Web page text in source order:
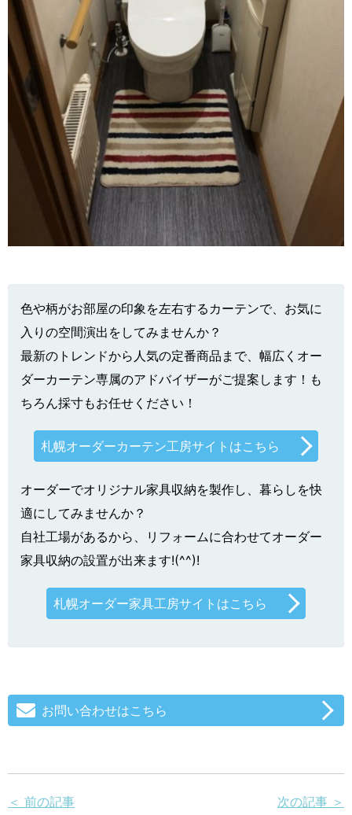
色や柄がお部屋の印象を左右するカーテンで、お気に
入りの空間演出をしてみませんか？
最新のトレンドから人気の定番商品まで、幅広くオー
ダーカーテン専属のアドバイザーがご提案します！も
ちろん採寸もお任せください！
札幌オーダーカーテン工房サイトはこちら
オーダーでオリジナル家具収納を製作し、暮らしを快
適にしてみませんか？
自社工場があるから、リフォームに合わせてオーダー
家具収納の設置が出来ます!(^^)!
札幌オーダー家具工房サイトはこちら
お問い合わせはこちら
＜ 前の記事 次の記事 ＞